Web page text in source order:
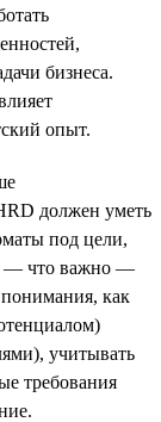
бизнеса.
опыт.
должен уметь
под цели,
— что важно —
как
учитывать
требования